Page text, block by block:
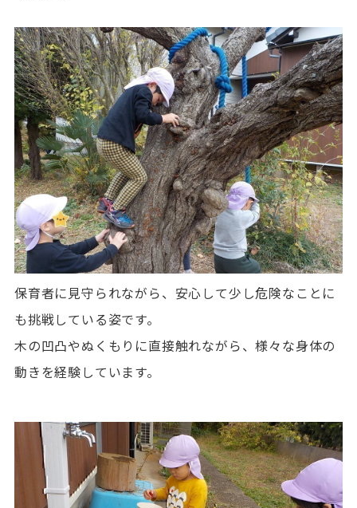
保育者に見守られながら、安心して少し危険なことに
も挑戦している姿です。
木の凹凸やぬくもりに直接触れながら、様々な身体の
動きを経験しています。